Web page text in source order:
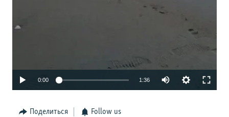
0:00 1:36
Поделиться Follow us